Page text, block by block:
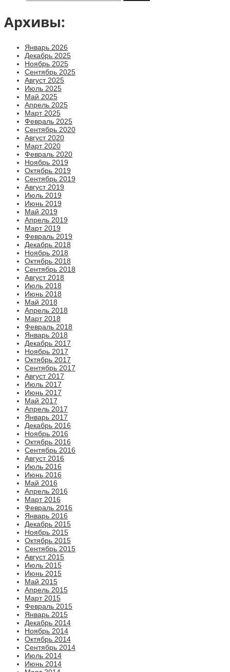
Архивы:
Январь 2026
Декабрь 2025
Ноябрь 2025
Сентябрь 2025
Август 2025
Июль 2025
Май 2025
Апрель 2025
Март 2025
Февраль 2025
Сентябрь 2020
Август 2020
Март 2020
Февраль 2020
Ноябрь 2019
Октябрь 2019
Сентябрь 2019
Август 2019
Июль 2019
Июнь 2019
Май 2019
Апрель 2019
Март 2019
Февраль 2019
Декабрь 2018
Ноябрь 2018
Октябрь 2018
Сентябрь 2018
Август 2018
Июль 2018
Июнь 2018
Май 2018
Апрель 2018
Март 2018
Февраль 2018
Январь 2018
Декабрь 2017
Ноябрь 2017
Октябрь 2017
Сентябрь 2017
Август 2017
Июль 2017
Июнь 2017
Май 2017
Апрель 2017
Январь 2017
Декабрь 2016
Ноябрь 2016
Октябрь 2016
Сентябрь 2016
Август 2016
Июль 2016
Июнь 2016
Май 2016
Апрель 2016
Март 2016
Февраль 2016
Январь 2016
Декабрь 2015
Ноябрь 2015
Октябрь 2015
Сентябрь 2015
Август 2015
Июль 2015
Июнь 2015
Май 2015
Апрель 2015
Март 2015
Февраль 2015
Январь 2015
Декабрь 2014
Ноябрь 2014
Октябрь 2014
Сентябрь 2014
Июль 2014
Июнь 2014